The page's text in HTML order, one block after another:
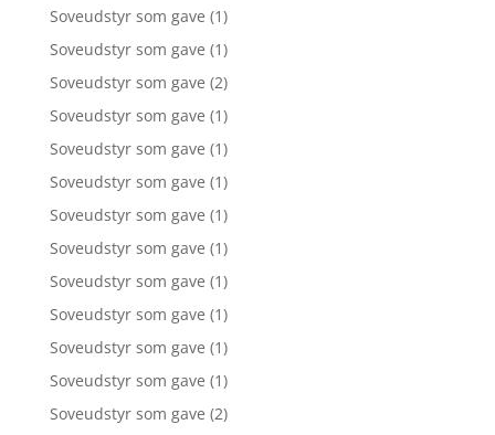
Soveudstyr som gave (1)
Soveudstyr som gave (1)
Soveudstyr som gave (2)
Soveudstyr som gave (1)
Soveudstyr som gave (1)
Soveudstyr som gave (1)
Soveudstyr som gave (1)
Soveudstyr som gave (1)
Soveudstyr som gave (1)
Soveudstyr som gave (1)
Soveudstyr som gave (1)
Soveudstyr som gave (1)
Soveudstyr som gave (2)